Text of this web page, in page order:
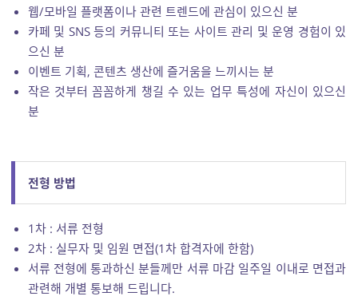
웹/모바일 플랫폼이나 관련 트렌드에 관심이 있으신 분
카페 및 SNS 등의 커뮤니티 또는 사이트 관리 및 운영 경험이 있
으신 분
이벤트 기획, 콘텐츠 생산에 즐거움을 느끼시는 분
작은 것부터 꼼꼼하게 챙길 수 있는 업무 특성에 자신이 있으신
분
전형 방법
1차 : 서류 전형
2차 : 실무자 및 임원 면접(1차 합격자에 한함)
서류 전형에 통과하신 분들께만 서류 마감 일주일 이내로 면접과
관련해 개별 통보해 드립니다.